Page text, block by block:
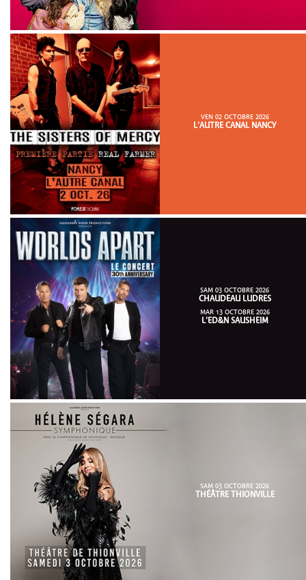
VEN 02 OCTOBRE 2026
L'AUTRE CANAL NANCY
SAM 03 OCTOBRE 2026
CHAUDEAU LUDRES
MAR 13 OCTOBRE 2026
L'ED&N SAUSHEIM
SAM 03 OCTOBRE 2026
THÉÂTRE THIONVILLE